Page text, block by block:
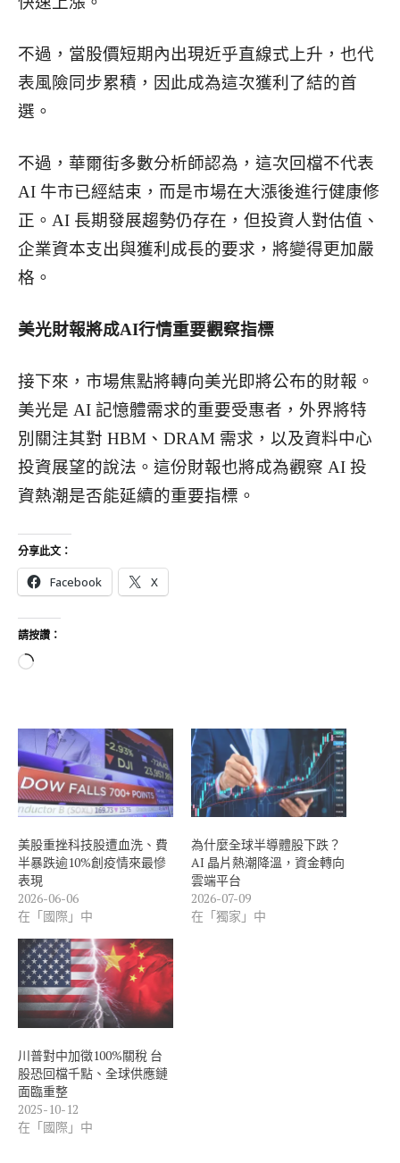
不過，當股價短期內出現近乎直線式上升，也代
表風險同步累積，因此成為這次獲利了結的首
選。
不過，華爾街多數分析師認為，這次回檔不代表
AI 牛市已經結束，而是市場在大漲後進行健康修
正。AI 長期發展趨勢仍存在，但投資人對估值、
企業資本支出與獲利成長的要求，將變得更加嚴
格。
美光財報將成AI行情重要觀察指標
接下來，市場焦點將轉向美光即將公布的財報。
美光是 AI 記憶體需求的重要受惠者，外界將特
別關注其對 HBM、DRAM 需求，以及資料中心
投資展望的說法。這份財報也將成為觀察 AI 投
資熱潮是否能延續的重要指標。
分享此文：
Facebook X
請按讚：
正
入
.
.
.
美股重挫科技股遭血洗、費
半暴跌逾10%創疫情來最慘
表現
2026-06-06
在「國際」中
為什麼全球半導體股下跌？
AI 晶片熱潮降溫，資金轉向
雲端平台
2026-07-09
在「獨家」中
川普對中加徵100%關稅 台
股恐回檔千點、全球供應鏈
面臨重整
2025-10-12
在「國際」中